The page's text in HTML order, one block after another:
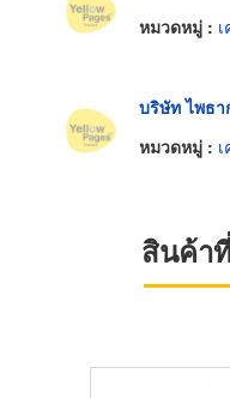
หมวดหมู่ :
บริษัท ไพธา
หมวดหมู่ :
สินค้า